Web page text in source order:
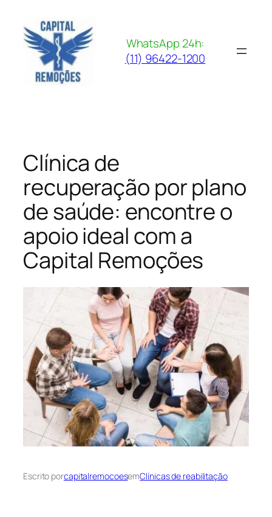
para
conteúdo
WhatsApp 24h:
(11) 96422-1200
Clínica de
recuperação por plano
de saúde: encontre o
apoio ideal com a
Capital Remoções
Escrito porcapitalremocoesemClínicas de reabilitação